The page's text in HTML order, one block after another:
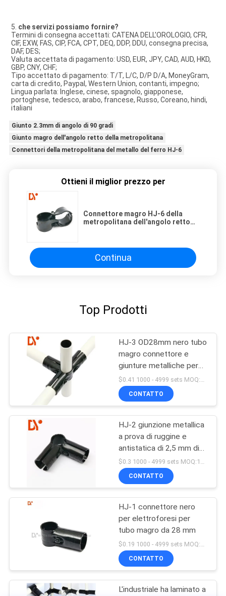
5. che servizi possiamo fornire?
Termini di consegna accettati: CATENA DELL'OROLOGIO, CFR,
CIF, EXW, FAS, CIP, FCA, CPT, DEQ, DDP, DDU, consegna precisa,
DAF, DES;
Valuta accettata di pagamento: USD, EUR, JPY, CAD, AUD, HKD,
GBP, CNY, CHF;
Tipo accettato di pagamento: T/T, L/C, D/P D/A, MoneyGram,
carta di credito, Paypal, Western Union, contanti, impegno;
Lingua parlata: Inglese, cinese, spagnolo, giapponese,
portoghese, tedesco, arabo, francese, Russo, Coreano, hindi,
italiani
Giunto 2.3mm di angolo di 90 gradi
Giunto magro dell'angolo retto della metropolitana
Connettori della metropolitana del metallo del ferro HJ-6
Ottieni il miglior prezzo per
Connettore magro HJ-6 della
metropolitana dell'angolo retto
Continua
Top Prodotti
HJ-3 OD28mm nero tubo
magro connettore e
giunture metalliche per
tubo magro
CONTATTO
HJ-2 giunzione metallica
a prova di ruggine e
antistatica di 2,5 mm di
spessore
$0.3 1000 - 4999 sets MOQ:1000
CONTATTO
HJ-1 connettore nero
per elettroforesi per
tubo magro da 28 mm
$0.19 1000 - 4999 sets MOQ:1000
CONTATTO
L'industriale ha laminato a